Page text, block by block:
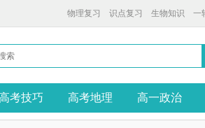
一
生物知识
识点复习
物理复习
考技巧 高考地理 高一政治